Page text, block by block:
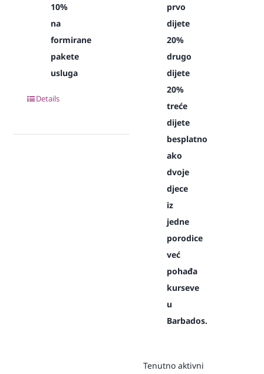
10%
na
formirane
pakete
usluga
Details
prvo
dijete
20%
drugo
dijete
20%
treće
dijete
besplatno
ako
dvoje
djece
iz
jedne
porodice
već
pohađa
kurseve
u
Barbados.
Tenutno aktivni